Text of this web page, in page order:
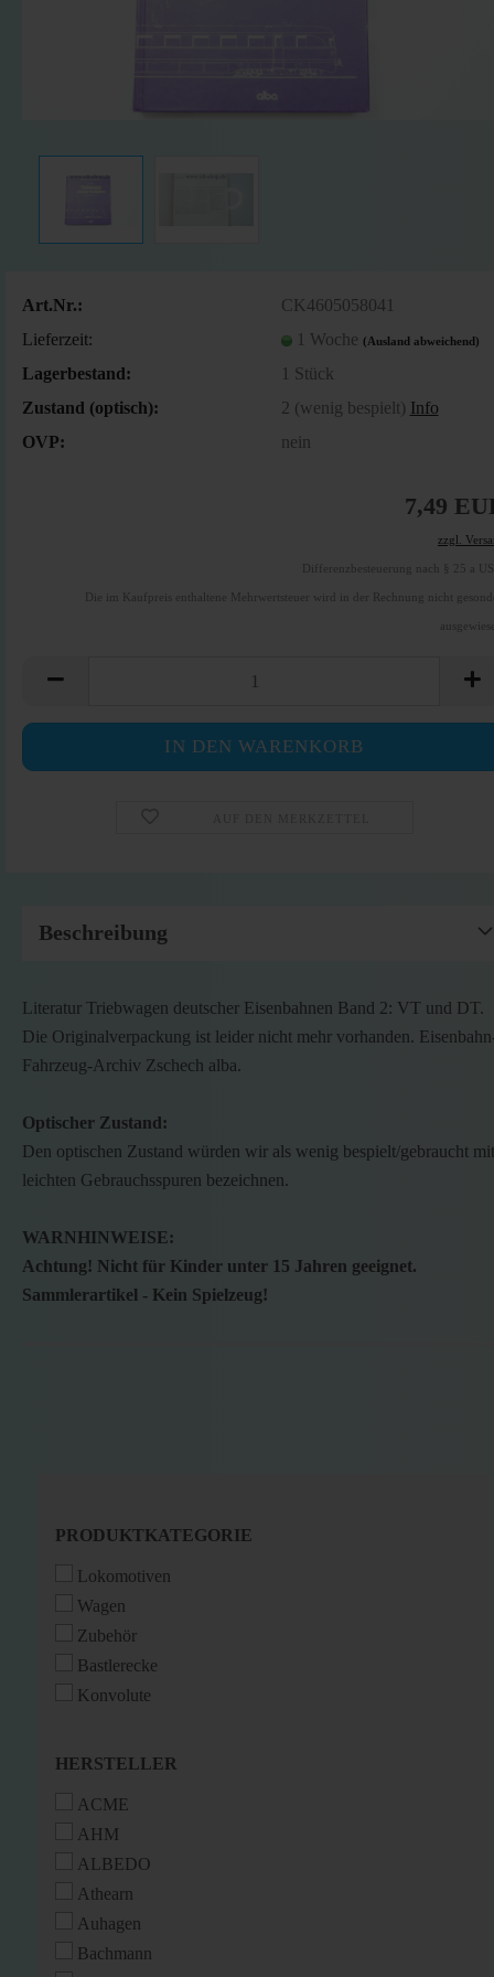
Art.Nr.:
CK4605058041
Lieferzeit:
1 Woche (Ausland abweichend)
Lagerbestand: 1 Stück
Zustand (optisch):
2 (wenig bespielt) Info
OVP:
nein
7,49
zzgl.
Differenzbesteuerung nach § 25 a
Die im Kaufpreis enthaltene Mehrwertsteuer wird in der Rechnung nicht
Beschreibung
Literatur Triebwagen deutscher Eisenbahnen Band 2: VT und DT.
Die Originalverpackung ist leider nicht mehr vorhanden.
Fahrzeug-Archiv Zschech alba.
Optischer Zustand:
Den optischen Zustand würden wir als wenig bespielt/gebraucht mit
leichten Gebrauchsspuren bezeichnen.
WARNHINWEISE:
Achtung! Nicht für Kinder unter 15 Jahren geeignet.
Sammlerartikel - Kein Spielzeug!
PRODUKTKATEGORIE
PRODUKTKATEGORIE
Lokomotiven
Wagen
Zubehör
Bastlerecke
Konvolute
HERSTELLER
HERSTELLER
ACME
AHM
ALBEDO
Athearn
Auhagen
Bachmann